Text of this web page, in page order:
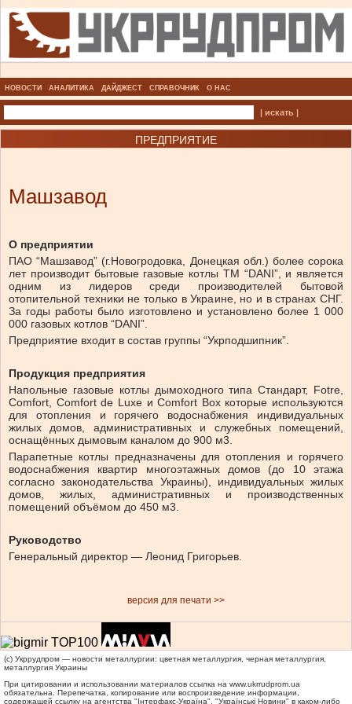
НОВОСТИ АНАЛИТИКА ДАЙДЖЕСТ СПРАВОЧНИК О НАС
| искать |
ПРЕДПРИЯТИЕ
Машзавод
О предприятии
ПАО “Машзавод” (г.Новогродовка, Донецкая обл.) более сорока
лет производит бытовые газовые котлы ТМ “DANI”, и является
одним из лидеров среди производителей бытовой
отопительной техники не только в Украине, но и в странах СНГ.
За годы работы было изготовлено и установлено более 1 000
000 газовых котлов “DANI”.
Предприятие входит в состав группы “Укрподшипник”.
Продукция предприятия
Напольные газовые котлы дымоходного типа Стандарт, Fotre,
Comfort, Comfort de Luxe и Comfort Box которые используются
для отопления и горячего водоснабжения индивидуальных
жилых домов, административных и служебных помещений,
оснащённых дымовым каналом до 900 м3.
Парапетные котлы предназначены для отопления и горячего
водоснабжения квартир многоэтажных домов (до 10 этажа
согласно законодательства Украины), индивидуальных жилых
домов, жилых, административных и производственных
помещений объёмом до 450 м3.
Руководство
Генеральный директор — Леонид Григорьев.
версия для печати >>
(c) Укррудпром — новости металлургии: цветная металлургия, черная металлургия,
металлургия Украины
При цитировании и использовании материалов ссылка на www.ukrrudprom.ua
обязательна. Перепечатка, копирование или воспроизведение информации,
содержащей ссылку на агентства "Iнтерфакс-Україна", "Українськi Новини" в каком-либо